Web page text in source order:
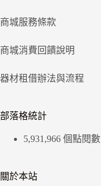
商城服務條款
商城消費回饋說明
器材租借辦法與流程
部落格統計
5,931,966 個點閱數
關於本站